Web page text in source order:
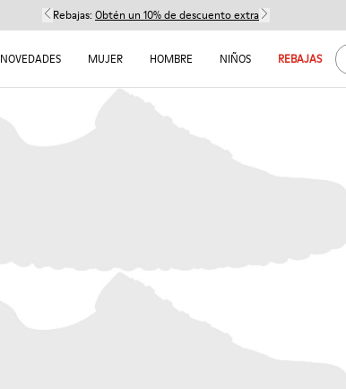
Rebajas: Obtén un 10% de descuento extra
NOVEDADES MUJER HOMBRE NIÑOS REBAJAS